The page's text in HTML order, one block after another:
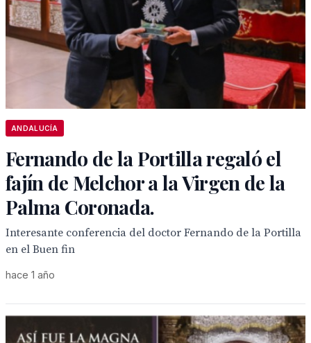
ANDALUCÍA
Fernando de la Portilla regaló el
fajín de Melchor a la Virgen de la
Palma Coronada.
Interesante conferencia del doctor Fernando de la Portilla
en el Buen fin
hace 1 año